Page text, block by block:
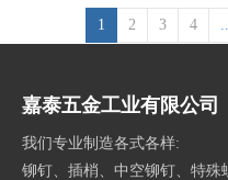
1 2 3 4
嘉泰五金工业有限公司
我们专业制造各式各样:
铆钉、插梢、中空铆钉、特殊